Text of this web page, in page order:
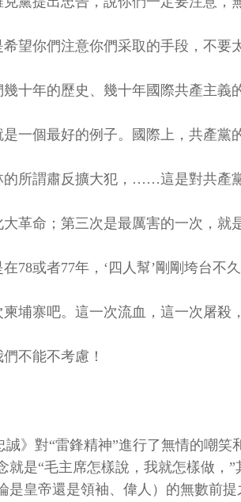
望你們注意你們采取的手段，不要
十年的歷史、幾十年國際共產主義
一個最好的例子。國際上，共產黨
所謂肅反擴大犯，……這是對共產
革命；第三次是最厲害的一次，就
或者77年，‘四人幫’剛剛垮台不久
埔寨吧。這一次流血，這一次屠殺
不能不考慮！
》對“雷鋒精神”進行了無情的嘲笑
就是“毛主席怎樣說，我就怎樣做，
是皇帝還是領袖、偉人）的無數前